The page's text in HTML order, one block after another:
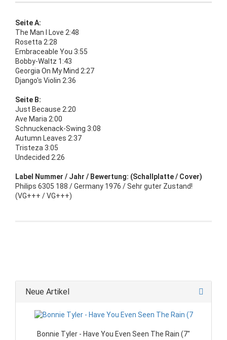
Seite A:
The Man I Love 2:48
Rosetta 2:28
Embraceable You 3:55
Bobby-Waltz 1:43
Georgia On My Mind 2:27
Django's Violin 2:36
Seite B:
Just Because 2:20
Ave Maria 2:00
Schnuckenack-Swing 3:08
Autumn Leaves 2:37
Tristeza 3:05
Undecided 2:26
Label Nummer / Jahr / Bewertung: (Schallplatte / Cover)
Philips 6305 188 / Germany 1976 / Sehr guter Zustand!
(VG+++ / VG+++)
Neue Artikel
Bonnie Tyler - Have You Even Seen The Rain (7"